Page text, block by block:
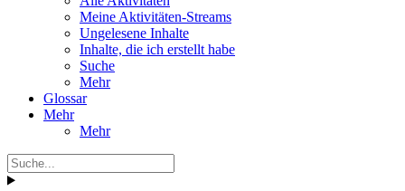
Meine Aktivitäten-Streams
Ungelesene Inhalte
Inhalte, die ich erstellt habe
Suche
Mehr
Glossar
Mehr
Mehr